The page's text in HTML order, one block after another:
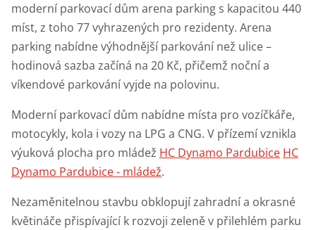
moderní parkovací dům arena parking s kapacitou 440
míst, z toho 77 vyhrazených pro rezidenty. Arena
parking nabídne výhodnější parkování než ulice –
hodinová sazba začíná na 20 Kč, přičemž noční a
víkendové parkování vyjde na polovinu.
Moderní parkovací dům nabídne místa pro vozíčkáře,
motocykly, kola i vozy na LPG a CNG. V přízemí vznikla
výuková plocha pro mládež HC Dynamo Pardubice HC
Dynamo Pardubice - mládež.
Nezaměnitelnou stavbu obklopují zahradní a okrasné
květináče přispívající k rozvoji zeleně v přilehlém parku